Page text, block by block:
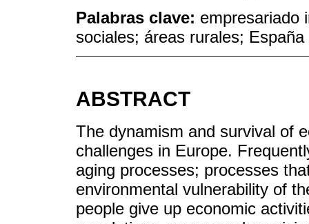
Palabras clave: empresariado
sociales; áreas rurales; España
ABSTRACT
The dynamism and survival of
challenges in Europe.
aging processes; processes
environmental vulnerability of
people give up economic